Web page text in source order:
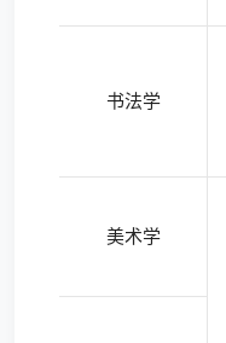
书法学
美术学